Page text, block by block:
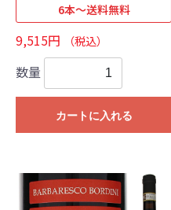
6本～送料無料
9,515円 （税込）
数量
カートに入れる